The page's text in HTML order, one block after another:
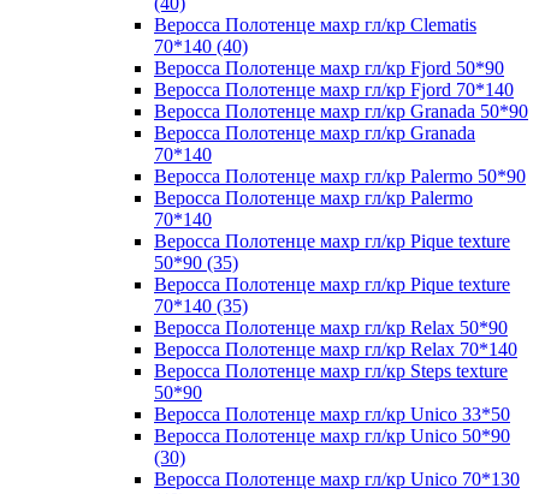
Веросса Полотенце махр гл/кр Clematis
70*140 (40)
Веросса Полотенце махр гл/кр Fjord 50*90
Веросса Полотенце махр гл/кр Fjord 70*140
Веросса Полотенце махр гл/кр Granada 50*90
Веросса Полотенце махр гл/кр Granada
70*140
Веросса Полотенце махр гл/кр Palermo 50*90
Веросса Полотенце махр гл/кр Palermo
70*140
Веросса Полотенце махр гл/кр Pique texture
50*90 (35)
Веросса Полотенце махр гл/кр Pique texture
70*140 (35)
Веросса Полотенце махр гл/кр Relax 50*90
Веросса Полотенце махр гл/кр Relax 70*140
Веросса Полотенце махр гл/кр Steps texture
50*90
Веросса Полотенце махр гл/кр Unico 33*50
Веросса Полотенце махр гл/кр Unico 50*90
(30)
Веросса Полотенце махр гл/кр Unico 70*130